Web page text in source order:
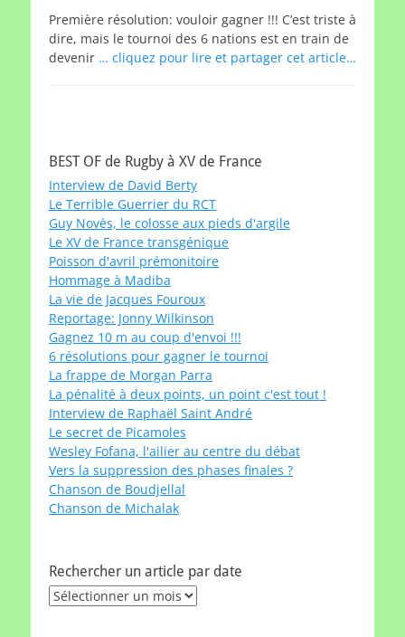
Première résolution: vouloir gagner !!! C’est triste à
dire, mais le tournoi des 6 nations est en train de
devenir … cliquez pour lire et partager cet article…
BEST OF de Rugby à XV de France
Interview de David Berty
Le Terrible Guerrier du RCT
Guy Novès, le colosse aux pieds d'argile
Le XV de France transgénique
Poisson d'avril prémonitoire
Hommage à Madiba
La vie de Jacques Fouroux
Reportage: Jonny Wilkinson
Gagnez 10 m au coup d'envoi !!!
6 résolutions pour gagner le tournoi
La frappe de Morgan Parra
La pénalité à deux points, un point c'est tout !
Interview de Raphaël Saint André
Le secret de Picamoles
Wesley Fofana, l'ailier au centre du débat
Vers la suppression des phases finales ?
Chanson de Boudjellal
Chanson de Michalak
Rechercher un article par date
Rechercher